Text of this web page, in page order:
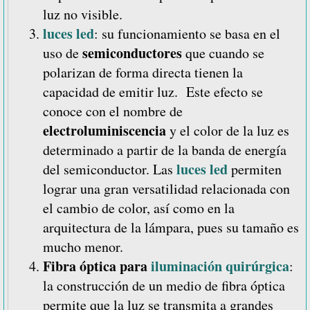
luz no visible.
luces led: su funcionamiento se basa en el
uso desemiconductoresque cuando se
polarizan de forma directa tienen la
capacidad de emitir luz. Este efecto se
conoce con el nombre de
electroluminiscenciay el color de la luz es
determinado a partir de la banda de energía
del semiconductor. Las luces ledpermiten
lograr una gran versatilidad relacionada con
el cambio de color, así como en la
arquitectura de la lámpara, pues su tamaño es
mucho menor.
Fibra óptica parailuminación quirúrgica:
la construcción de un medio de fibra óptica
permite que la luz se transmita a grandes